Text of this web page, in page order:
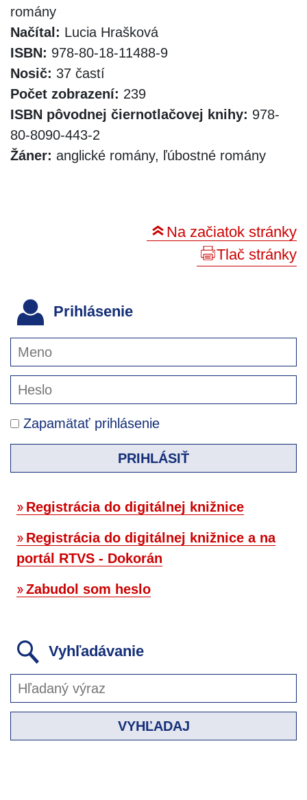
romány
Načítal: Lucia Hrašková
ISBN: 978-80-18-11488-9
Nosič: 37 častí
Počet zobrazení: 239
ISBN pôvodnej čiernotlačovej knihy: 978-
80-8090-443-2
Žáner: anglické romány, ľúbostné romány
Na začiatok stránky
Tlač stránky
Prihlásenie
Zapamätať prihlásenie
PRIHLÁSIŤ
Registrácia do digitálnej knižnice
Registrácia do digitálnej knižnice a na
portál RTVS - Dokorán
Zabudol som heslo
Vyhľadávanie
VYHĽADAJ